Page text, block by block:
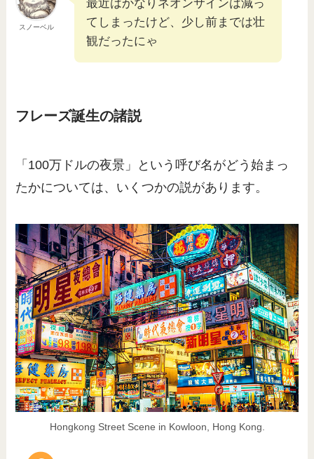
スノーベル
最近はかなりネオンサインは減っ
てしまったけど、少し前までは壮
観だったにゃ
フレーズ誕生の諸説
「100万ドルの夜景」という呼び名がどう始まっ
たかについては、いくつかの説があります。
Hongkong Street Scene in Kowloon, Hong Kong.